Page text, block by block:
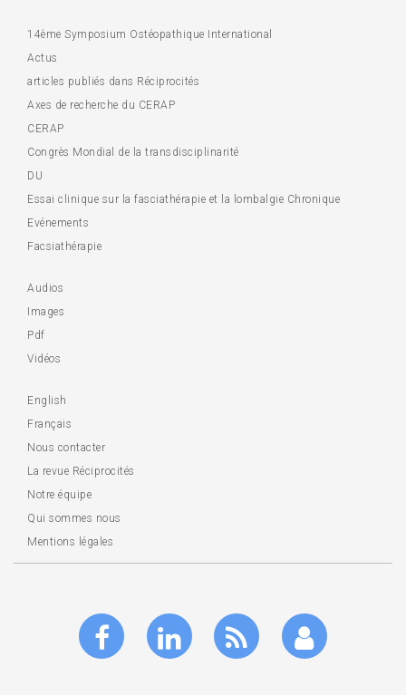
14ème Symposium Ostéopathique International
Actus
articles publiés dans Réciprocités
Axes de recherche du CERAP
CERAP
Congrès Mondial de la transdisciplinarité
DU
Essai clinique sur la fasciathérapie et la lombalgie Chronique
Evénements
Facsiathérapie
Audios
Images
Pdf
Vidéos
English
Français
Nous contacter
La revue Réciprocités
Notre équipe
Qui sommes nous
Mentions légales